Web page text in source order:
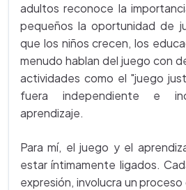
adultos reconoce la
pequeños la oportunidad de
que los niños crecen, los
menudo hablan del juego con
actividades como el "juego
fuera independiente e
aprendizaje.
Para mí, el juego y el
estar íntimamente ligados.
expresión, involucra un